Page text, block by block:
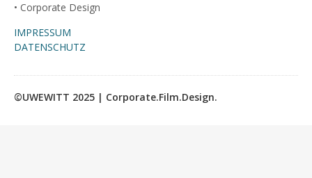
• Corporate Design
IMPRESSUM
DATENSCHUTZ
©UWEWITT 2025 | Corporate.Film.Design.